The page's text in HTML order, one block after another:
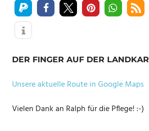
DER FINGER AUF DER
Unsere aktuelle Route in Google Maps
Vielen Dank an Ralph für die Pflege! :-)